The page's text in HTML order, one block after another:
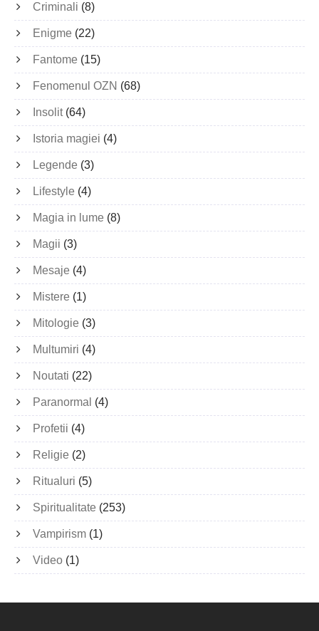
Criminali (8)
Enigme (22)
Fantome (15)
Fenomenul OZN (68)
Insolit(64)
Istoria magiei (4)
Legende (3)
Lifestyle (4)
Magia in lume (8)
Magii (3)
Mesaje (4)
Mistere (1)
Mitologie (3)
Multumiri (4)
Noutati (22)
Paranormal (4)
Profetii (4)
Religie (2)
Ritualuri (5)
Spiritualitate (253)
Vampirism (1)
Video (1)